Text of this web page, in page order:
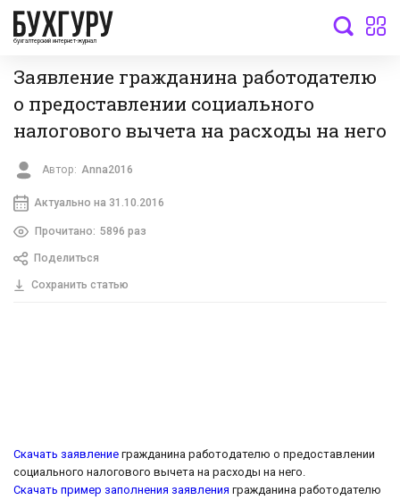
бухгалтерский интернет-журнал
Заявление гражданина работодателю
о предоставлении социального
налогового вычета на расходы на него
Автор: Anna2016
Актуально на 31.10.2016
Прочитано: 5896 раз
Поделиться
Сохранить статью
Скачать заявление гражданина работодателю о предоставлении
социального налогового вычета на расходы на него.
Скачать пример заполнения заявления гражданина работодателю